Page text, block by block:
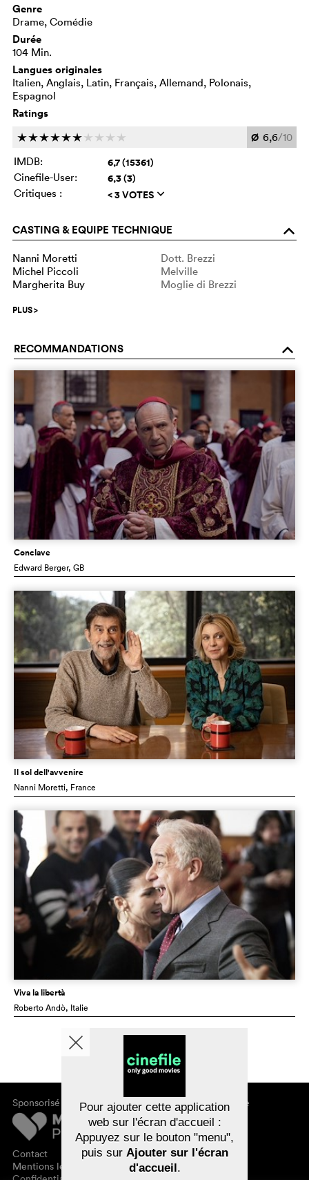
Genre
Drame, Comédie
Durée
104 Min.
Langues originales
Italien, Anglais, Latin, Français, Allemand, Polonais,
Espagnol
Ratings
cccccc c c c c Ø 6,6/10
IMDB:
6,7 (15361)
Cinefile-User: 6,3 (3)
Critiques : < 3 VOTES q
CASTING & EQUIPE TECHNIQUE o
Nanni Moretti
Dott. Brezzi
Michel Piccoli
Melville
Margherita Buy
Moglie di Brezzi
PLUS>
RECOMMANDATIONS o
Conclave
Edward Berger, GB
Il sol dell'avvenire
Nanni Moretti, France
Viva la libertà
Roberto Andò, Italie
Sponsorisé par
Contact
Mentions légales
À propos de cinefile
S'inscrire/s'abonner
Newsletter
FAQ
Bons-cadeaux
Pour ajouter cette application
web sur l'écran d'accueil :
Appuyez sur le bouton "menu",
puis sur Ajouter sur l'écran
d'accueil.